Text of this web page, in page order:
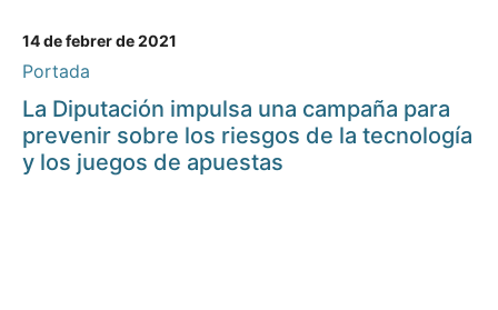
14 de febrer de 2021
Portada
La Diputación impulsa una campaña para
prevenir sobre los riesgos de la tecnología
y los juegos de apuestas